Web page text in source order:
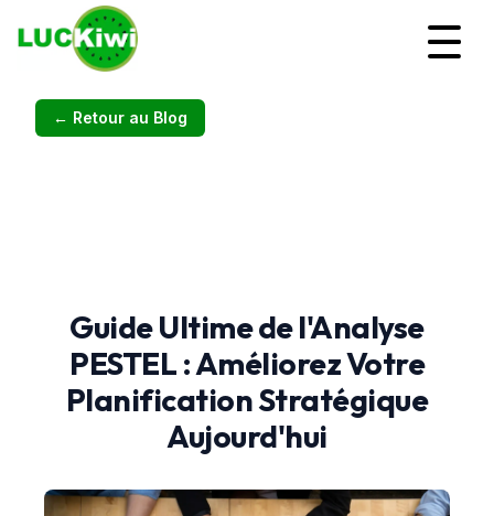
← Retour au Blog
Guide Ultime de l'Analyse
PESTEL : Améliorez Votre
Planification Stratégique
Aujourd'hui